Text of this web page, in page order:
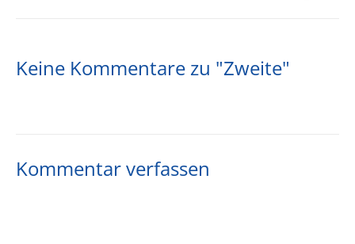
Keine Kommentare zu "Zweite"
Kommentar verfassen